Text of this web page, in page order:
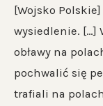
[Wojsko
wysiedlenie. […]
obławy na
pochwalić się
trafiali na